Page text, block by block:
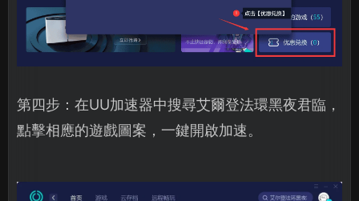
第四步：在UU加速器中搜尋艾爾登法環黑夜君臨，
點擊相應的遊戲圖案，一鍵開啟加速。